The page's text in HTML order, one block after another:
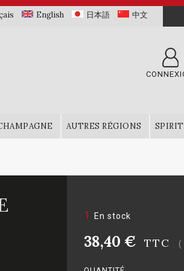
English 日本語 中文
AUTRES RÉGIONS
1 En stock
38,40 € TTC (